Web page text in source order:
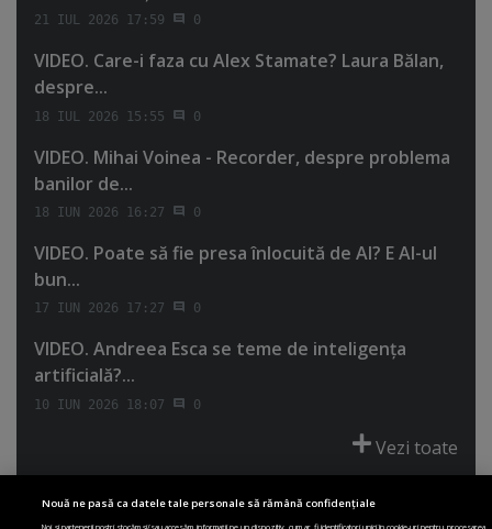
21 IUL 2026 17:59 0
VIDEO. Care-i faza cu Alex Stamate? Laura Bălan,
despre...
18 IUL 2026 15:55 0
VIDEO. Mihai Voinea - Recorder, despre problema
banilor de...
18 IUN 2026 16:27 0
VIDEO. Poate să fie presa înlocuită de AI? E AI-ul
bun...
17 IUN 2026 17:27 0
VIDEO. Andreea Esca se teme de inteligenţa
artificială?...
10 IUN 2026 18:07 0
Vezi toate
Nouă ne pasă ca datele tale personale să rămână confidențiale
Noi și partenerii noștri stocăm și/sau accesăm informații pe un dispozitiv, cum ar fi identificatori unici în cookie-uri pentru procesarea